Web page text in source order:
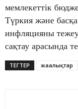
мемлекеттік
Түркия және
инфляцияны
сақтау арасында
ТЕГТЕР жаңалықтар